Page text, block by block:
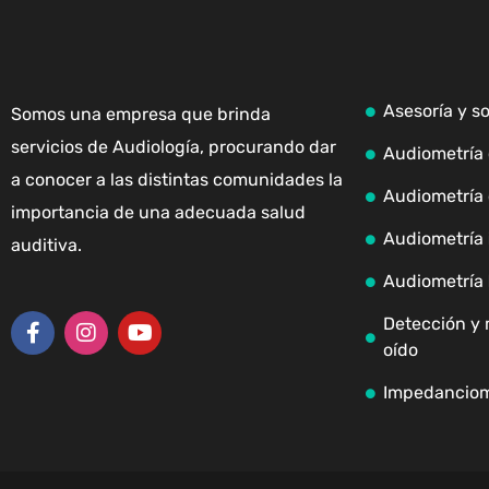
Somos una empresa que brinda
servicios de Audiología, procurando dar
a conocer a las distintas comunidades la
importancia de una adecuada salud
auditiva.
Asesoría y
Audiometría
Audiometría
Audiometría
Detección y
oído